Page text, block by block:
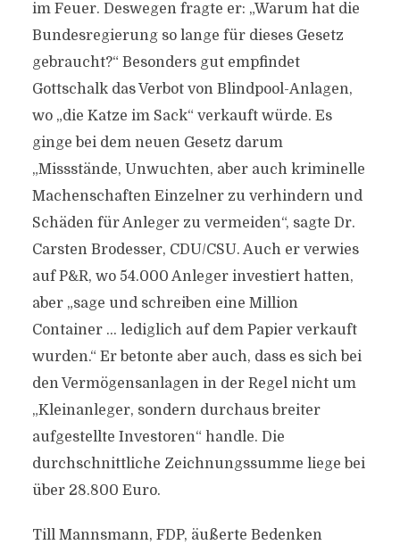
im Feuer. Deswegen fragte er: „Warum hat die
Bundesregierung so lange für dieses Gesetz
gebraucht?“ Besonders gut empfindet
Gottschalk das Verbot von Blindpool-Anlagen,
wo „die Katze im Sack“ verkauft würde. Es
ginge bei dem neuen Gesetz darum
„Missstände, Unwuchten, aber auch kriminelle
Machenschaften Einzelner zu verhindern und
Schäden für Anleger zu vermeiden“, sagte Dr.
Carsten Brodesser, CDU/CSU. Auch er verwies
auf P&R, wo 54.000 Anleger investiert hatten,
aber „sage und schreiben eine Million
Container … lediglich auf dem Papier verkauft
wurden.“ Er betonte aber auch, dass es sich bei
den Vermögensanlagen in der Regel nicht um
„Kleinanleger, sondern durchaus breiter
aufgestellte Investoren“ handle. Die
durchschnittliche Zeichnungssumme liege bei
über 28.800 Euro.
Till Mannsmann, FDP, äußerte Bedenken